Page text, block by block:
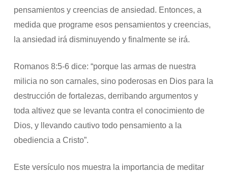
pensamientos y creencias de ansiedad. Entonces, a
medida que programe esos pensamientos y creencias,
la ansiedad irá disminuyendo y finalmente se irá.
Romanos 8:5-6 dice: “porque las armas de nuestra
milicia no son carnales, sino poderosas en Dios para la
destrucción de fortalezas, derribando argumentos y
toda altivez que se levanta contra el conocimiento de
Dios, y llevando cautivo todo pensamiento a la
obediencia a Cristo”.
Este versículo nos muestra la importancia de meditar